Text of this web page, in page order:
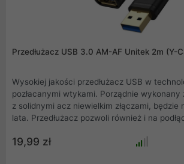
Przedłużacz USB 3.0 AM-AF Unitek 2m (Y-
Wysokiej jakości przedłużacz USB w
pozłacanymi wtykami. Porządnie wykonany
z solidnymi acz niewielkim złączami, będzie
lata. Przedłużacz pozwoli również i na
które mają standard USB 2.0 takich jak
pendrive.
19,99 zł